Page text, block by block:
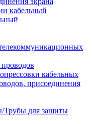
кабельный
кабельных
присоединения